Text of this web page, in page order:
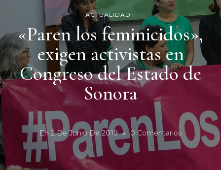
ACTUALIDAD
«Paren los feminicidos»,
exigen activistas en
Congreso del Estado de
Sonora
En 2 De Junio De 2019 0 ComentariosEn
«Paren